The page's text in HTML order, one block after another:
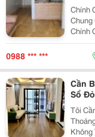
Chính
Chung Cư
Chính
Gần Biển Chính Chủ Cần Bán
0988 *** ***
Cần
Sổ
Tôi
Thoáng
Không